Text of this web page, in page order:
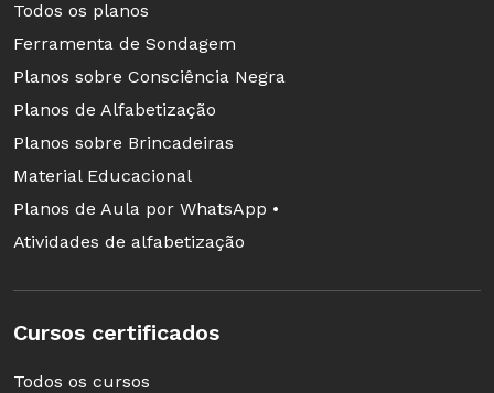
Todos os planos
Ferramenta de Sondagem
Planos sobre Consciência Negra
Planos de Alfabetização
Planos sobre Brincadeiras
Material Educacional
Planos de Aula por WhatsApp •
Atividades de alfabetização
Cursos certificados
Todos os cursos